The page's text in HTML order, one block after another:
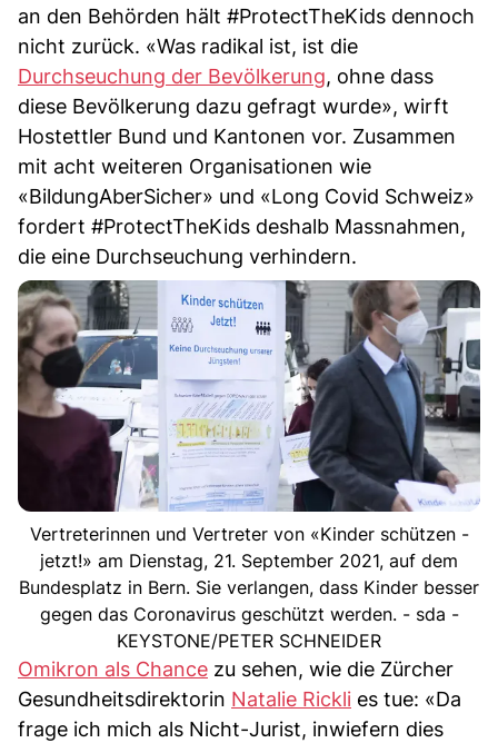
an den Behörden hält #ProtectTheKids dennoch
nicht zurück. «Was radikal ist, ist die
Durchseuchung der Bevölkerung, ohne dass
diese Bevölkerung dazu gefragt wurde», wirft
Hostettler Bund und Kantonen vor. Zusammen
mit acht weiteren Organisationen wie
«BildungAberSicher» und «Long Covid Schweiz»
fordert #ProtectTheKids deshalb Massnahmen,
die eine Durchseuchung verhindern.
Vertreterinnen und Vertreter von «Kinder schützen -
jetzt!» am Dienstag, 21. September 2021, auf dem
Bundesplatz in Bern. Sie verlangen, dass Kinder besser
gegen das Coronavirus geschützt werden. - sda -
KEYSTONE/PETER SCHNEIDER
Omikron als Chance zu sehen, wie die Zürcher
Gesundheitsdirektorin Natalie Rickli es tue: «Da
frage ich mich als Nicht-Jurist, inwiefern dies